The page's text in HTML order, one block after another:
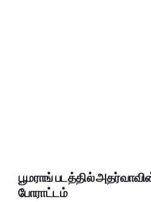
பூமராங் படத்தில்
போராட்டம்